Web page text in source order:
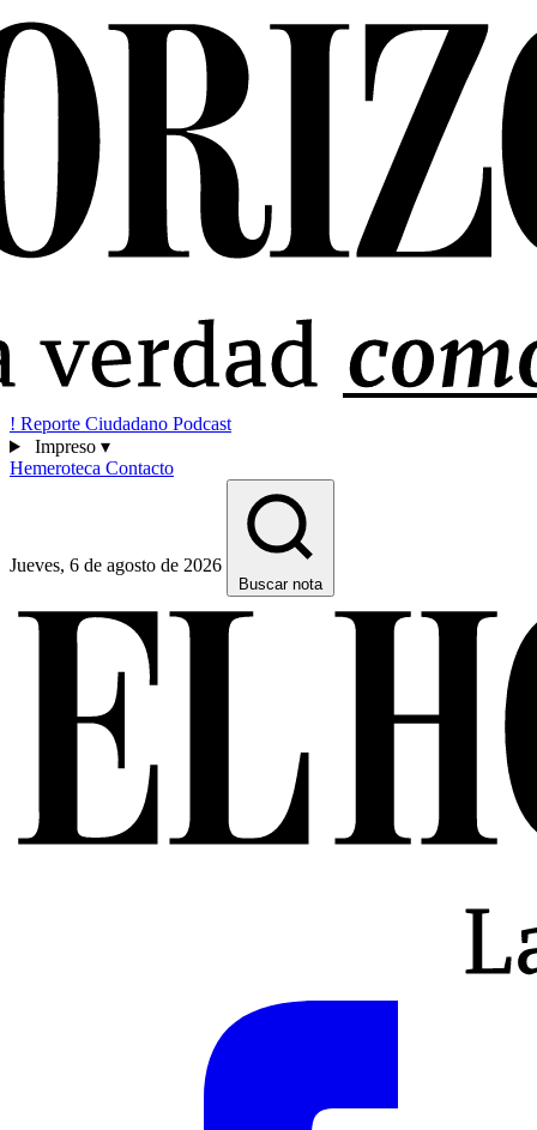
! Reporte Ciudadano Podcast
Impreso ▾
Hemeroteca Contacto
Jueves, 6 de agosto de 2026
Buscar nota